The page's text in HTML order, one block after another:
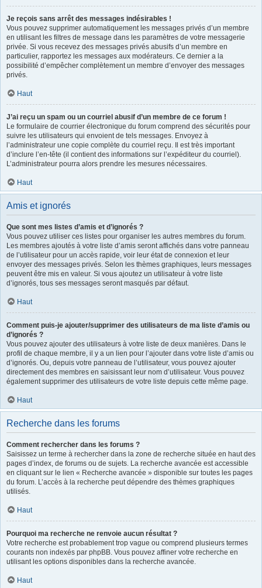
Je reçois sans arrêt des messages indésirables !
Vous pouvez supprimer automatiquement les messages privés d’un membre
en utilisant les filtres de message dans les paramètres de votre messagerie
privée. Si vous recevez des messages privés abusifs d’un membre en
particulier, rapportez les messages aux modérateurs. Ce dernier a la
possibilité d’empêcher complètement un membre d’envoyer des messages
privés.
Haut
J’ai reçu un spam ou un courriel abusif d’un membre de ce forum !
Le formulaire de courrier électronique du forum comprend des sécurités pour
suivre les utilisateurs qui envoient de tels messages. Envoyez à
l’administrateur une copie complète du courriel reçu. Il est très important
d’inclure l’en-tête (il contient des informations sur l’expéditeur du courriel).
L’administrateur pourra alors prendre les mesures nécessaires.
Haut
Amis et ignorés
Que sont mes listes d’amis et d’ignorés ?
Vous pouvez utiliser ces listes pour organiser les autres membres du forum.
Les membres ajoutés à votre liste d’amis seront affichés dans votre panneau
de l’utilisateur pour un accès rapide, voir leur état de connexion et leur
envoyer des messages privés. Selon les thèmes graphiques, leurs messages
peuvent être mis en valeur. Si vous ajoutez un utilisateur à votre liste
d’ignorés, tous ses messages seront masqués par défaut.
Haut
Comment puis-je ajouter/supprimer des utilisateurs de ma liste d’amis ou
d’ignorés ?
Vous pouvez ajouter des utilisateurs à votre liste de deux manières. Dans le
profil de chaque membre, il y a un lien pour l’ajouter dans votre liste d’amis ou
d’ignorés. Ou, depuis votre panneau de l’utilisateur, vous pouvez ajouter
directement des membres en saisissant leur nom d’utilisateur. Vous pouvez
également supprimer des utilisateurs de votre liste depuis cette même page.
Haut
Recherche dans les forums
Comment rechercher dans les forums ?
Saisissez un terme à rechercher dans la zone de recherche située en haut des
pages d’index, de forums ou de sujets. La recherche avancée est accessible
en cliquant sur le lien « Recherche avancée » disponible sur toutes les pages
du forum. L’accès à la recherche peut dépendre des thèmes graphiques
utilisés.
Haut
Pourquoi ma recherche ne renvoie aucun résultat ?
Votre recherche est probablement trop vague ou comprend plusieurs termes
courants non indexés par phpBB. Vous pouvez affiner votre recherche en
utilisant les options disponibles dans la recherche avancée.
Haut